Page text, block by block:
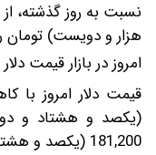
هزار و دویست) تومان
امروز در بازار قیمت
(یکصد و هشتاد و
181,200 (یکصد و هشتاد و یک هزار و دویست) تومان رسید.